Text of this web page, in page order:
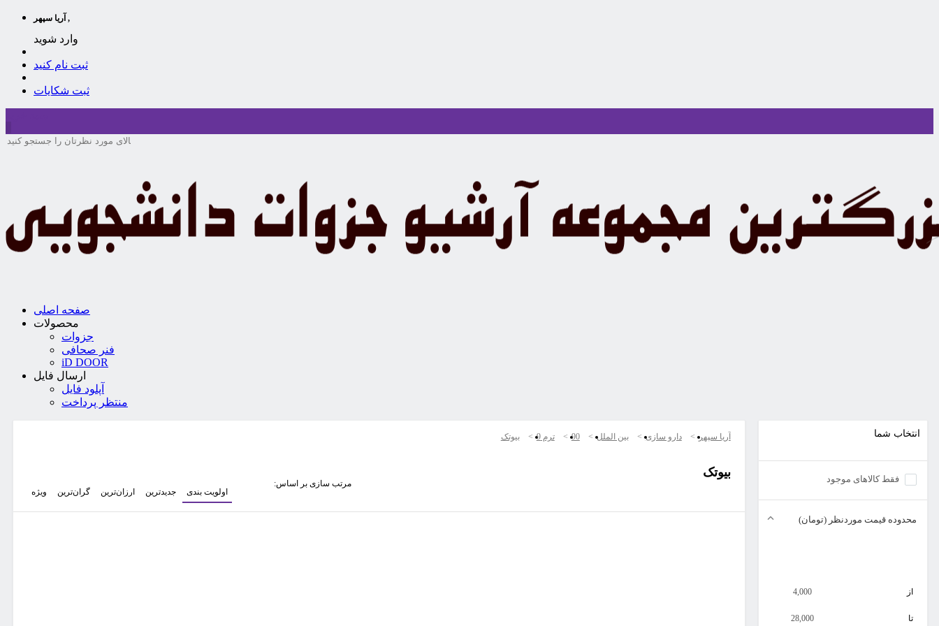
آریا سپهر ,
وارد شوید
ثبت نام کنید
ثبت شکایات
صفحه اصلی
محصولات
جزوات
فنر صحافی
iD DOOR
ارسال فایل
آپلود فایل
منتظر پرداخت
انتخاب شما
فقط کالاهای موجود
محدوده قیمت موردنظر (تومان)
از 4,000
تا 28,000
آریا سپهر دارو سازی بین الملل 90 ترم 9 بیوتک
بیوتک
مرتب سازی بر اساس:
اولویت بندی
جدیدترین ارزان‌ترین گران‌ترین ویژه